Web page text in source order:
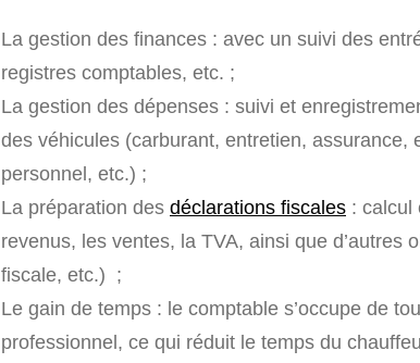
La gestion des finances : avec un suivi des
registres comptables, etc. ;
La gestion des dépenses : suivi et
des véhicules (carburant, entretien, assurance,
personnel, etc.) ;
La préparation des déclarations fiscales : calcul
revenus, les ventes, la TVA, ainsi que d’autres
fiscale, etc.) ;
Le gain de temps : le comptable s’occupe de
professionnel, ce qui réduit le temps du